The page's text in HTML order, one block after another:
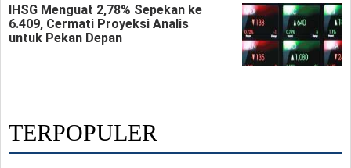
IHSG Menguat 2,78% Sepekan ke
6.409, Cermati Proyeksi Analis
untuk Pekan Depan
TERPOPULER